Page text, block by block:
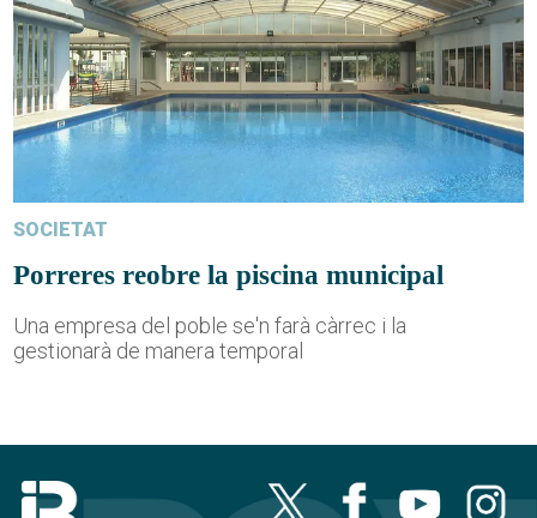
SOCIETAT
Porreres reobre la piscina municipal
Una empresa del poble se'n farà càrrec i la
gestionarà de manera temporal